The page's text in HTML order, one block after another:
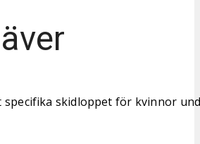
specifika skidloppet för kvinnor